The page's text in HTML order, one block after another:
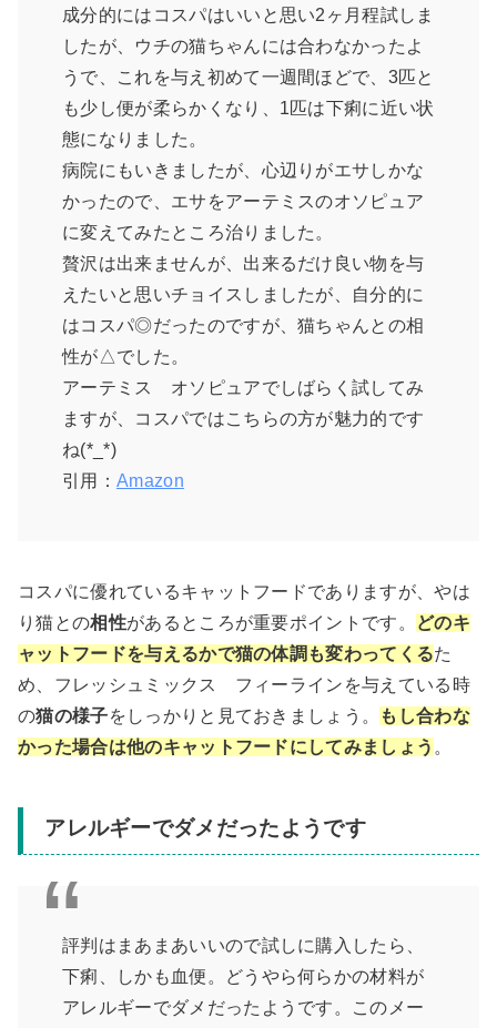
成分的にはコスパはいいと思い2ヶ月程試しま
したが、ウチの猫ちゃんには合わなかったよ
うで、これを与え初めて一週間ほどで、3匹と
も少し便が柔らかくなり、1匹は下痢に近い状
態になりました。
病院にもいきましたが、心辺りがエサしかな
かったので、エサをアーテミスのオソピュア
に変えてみたところ治りました。
贅沢は出来ませんが、出来るだけ良い物を与
えたいと思いチョイスしましたが、自分的に
はコスパ◎だったのですが、猫ちゃんとの相
性が△でした。
アーテミス オソピュアでしばらく試してみ
ますが、コスパではこちらの方が魅力的です
ね(*_*)
引用： Amazon
コスパに優れているキャットフードでありますが、やは
り猫との相性があるところが重要ポイントです。
どのキ
ャットフードを与えるかで猫の体調も変わってくるた
め、フレッシュミックス フィーラインを与えている時
の猫の様子をしっかりと見ておきましょう。
もし合わな
かった場合は他のキャットフードにしてみましょう 。
アレルギーでダメだったようです
評判はまあまあいいので試しに購入したら、
下痢、しかも血便。どうやら何らかの材料が
アレルギーでダメだったようです。このメー